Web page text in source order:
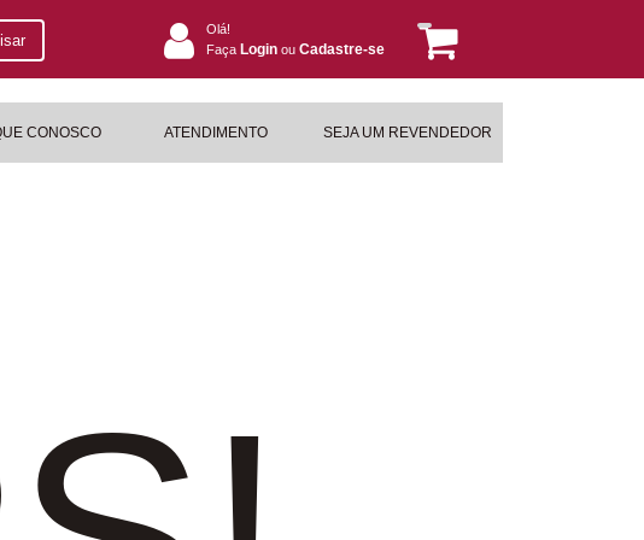
Olá!
Faça Login ou Cadastre-se
CONOSCO ATENDIMENTO SEJA UM REVENDEDOR